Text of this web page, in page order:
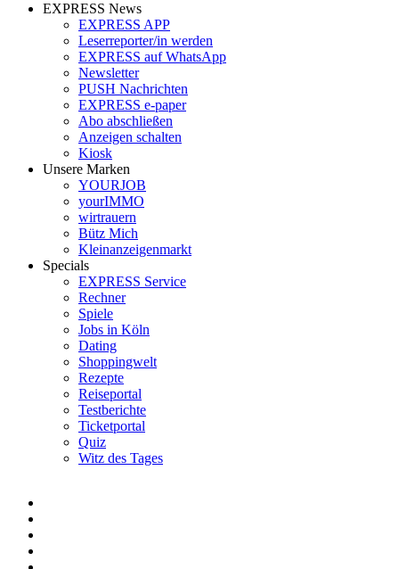
EXPRESS News
EXPRESS APP
Leserreporter/in werden
EXPRESS auf WhatsApp
Newsletter
PUSH Nachrichten
EXPRESS e-paper
Abo abschließen
Anzeigen schalten
Kiosk
Unsere Marken
YOURJOB
yourIMMO
wirtrauern
Bütz Mich
Kleinanzeigenmarkt
Specials
EXPRESS Service
Rechner
Spiele
Jobs in Köln
Dating
Shoppingwelt
Rezepte
Reiseportal
Testberichte
Ticketportal
Quiz
Witz des Tages